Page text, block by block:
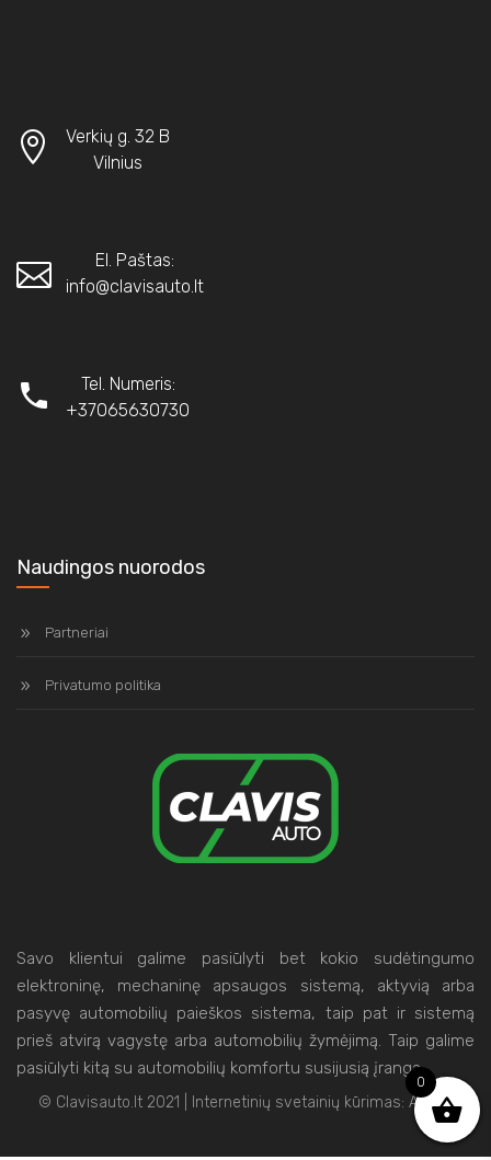
Verkių g. 32 B
Vilnius
El. Paštas:
info@clavisauto.lt
Tel. Numeris:
+37065630730
Naudingos nuorodos
Partneriai
Privatumo politika
Savo klientui galime pasiūlyti bet kokio sudėtingumo
elektroninę, mechaninę apsaugos sistemą, aktyvią arba
pasyvę automobilių paieškos sistema, taip pat ir sistemą
prieš atvirą vagystę arba automobilių žymėjimą. Taip galime
pasiūlyti kitą su automobilių komfortu susijusią įrangą.
© Clavisauto.lt 2021 | Internetinių svetainių kūrimas: Artix.lt
0